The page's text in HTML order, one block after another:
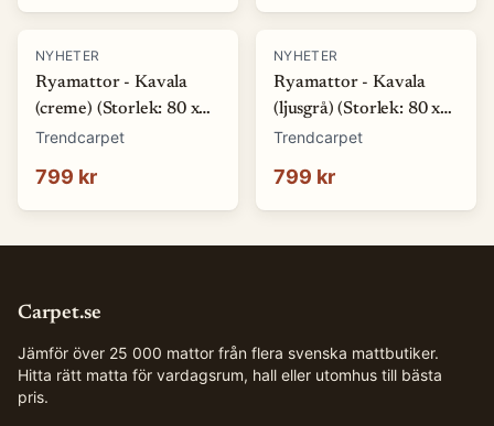
NYHETER
Ryamattor - Kavala
(creme) (Storlek: 80 x
150 cm)
Trendcarpet
799 kr
NYHETER
Ryamattor - Kavala
(ljusgrå) (Storlek: 80 x
150 cm)
Trendcarpet
799 kr
Carpet.se
Jämför över 25 000 mattor från flera svenska mattbutiker.
Hitta rätt matta för vardagsrum, hall eller utomhus till bästa
pris.